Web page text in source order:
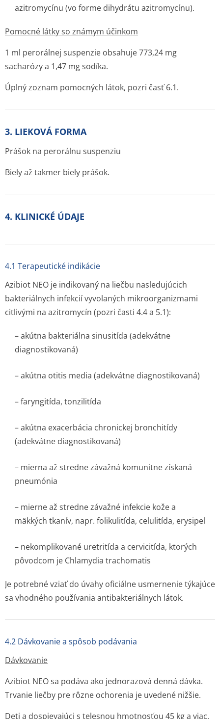
azitromycínu (vo forme dihydrátu azitromycínu).
Pomocné látky so známym účinkom
1 ml perorálnej suspenzie obsahuje 773,24 mg
sacharózy a 1,47 mg sodíka.
Úplný zoznam pomocných látok, pozri časť 6.1.
3. LIEKOVÁ FORMA
Prášok na perorálnu suspenziu
Biely až takmer biely prášok.
4. KLINICKÉ ÚDAJE
4.1 Terapeutické indikácie
Azibiot NEO je indikovaný na liečbu nasledujúcich
bakteriálnych infekcií vyvolaných mikroorganizmami
citlivými na azitromycín (pozri časti 4.4 a 5.1):
– akútna bakteriálna sinusitída (adekvátne
diagnostikovaná)
– akútna otitis media (adekvátne diagnostikovaná)
– faryngitída, tonzilitída
– akútna exacerbácia chronickej bronchitídy
(adekvátne diagnostikovaná)
– mierna až stredne závažná komunitne získaná
pneumónia
– mierne až stredne závažné infekcie kože a
mäkkých tkanív, napr. folikulitída, celulitída, erysipel
– nekomplikované uretritída a cervicitída, ktorých
pôvodcom je Chlamydia trachomatis
Je potrebné vziať do úvahy oficiálne usmernenie týkajúce
sa vhodného používania antibakteriál­nych látok.
4.2 Dávkovanie a spôsob podávania
Dávkovanie
Azibiot NEO sa podáva ako jednorazová denná dávka.
Trvanie liečby pre rôzne ochorenia je uvedené nižšie.
Deti a dospievajúci s telesnou hmotnosťou 45 kg a viac,